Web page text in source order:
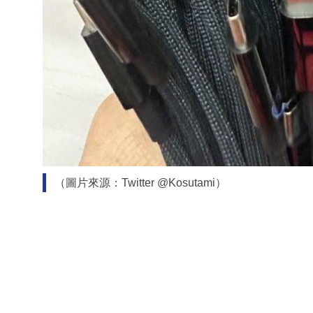
（圖片來源：Twitter @Kosutami）